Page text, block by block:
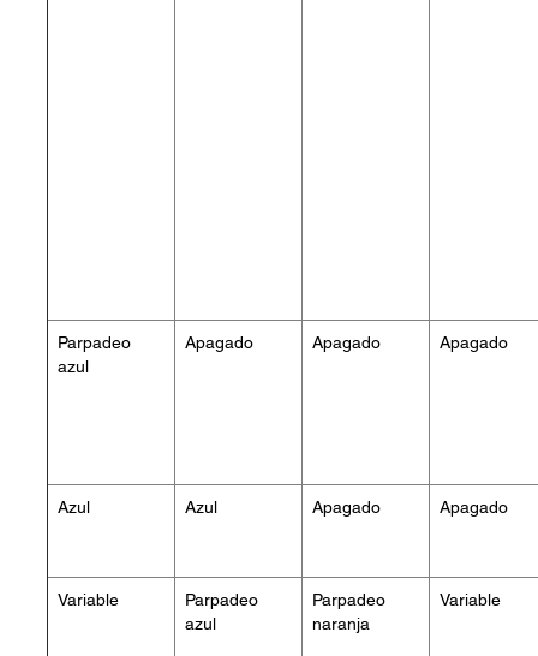
Parpadeo
azul
Apagado Apagado Apagado
Azul Azul Apagado Apagado
Variable
Parpadeo
azul
Parpadeo
naranja
Variable